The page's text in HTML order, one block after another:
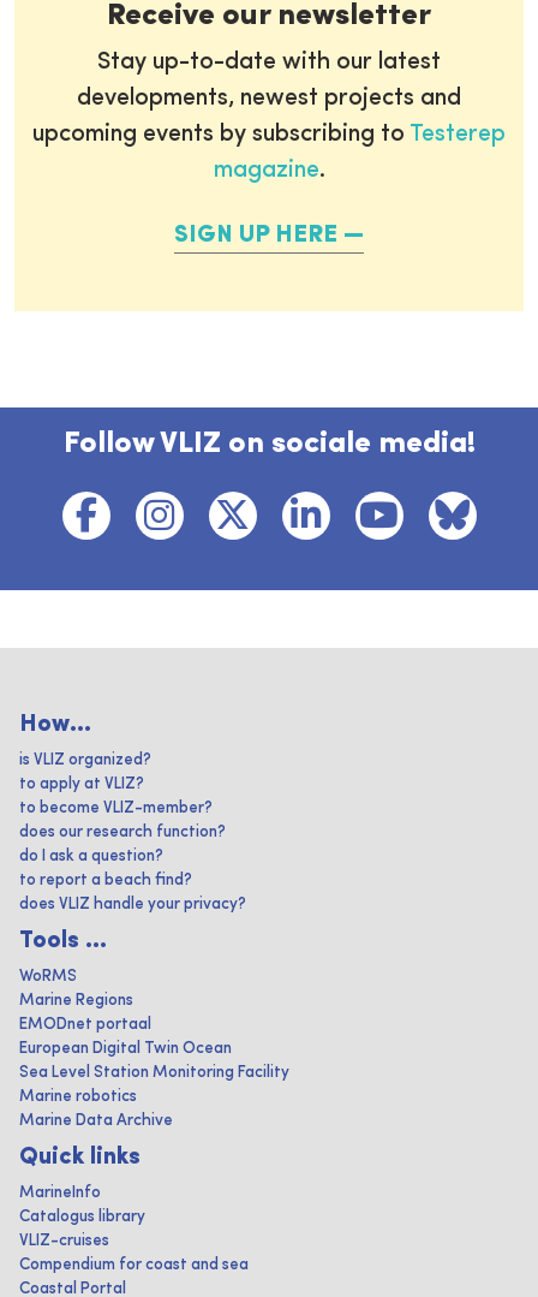
Receive our newsletter
Stay up-to-date with our latest
developments, newest projects and
upcoming events by subscribing to Testerep
magazine.
SIGN UP HERE
Follow VLIZ on sociale media!
How...
is VLIZ organized?
to apply at VLIZ?
to become VLIZ-member?
does our research function?
do I ask a question?
to report a beach find?
does VLIZ handle your privacy?
Tools ...
WoRMS
Marine Regions
EMODnet portaal
European Digital Twin Ocean
Sea Level Station Monitoring Facility
Marine robotics
Marine Data Archive
Quick links
MarineInfo
Catalogus library
VLIZ-cruises
Compendium for coast and sea
Coastal Portal